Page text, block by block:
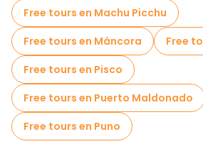
Free tours en Machu Picchu
Free tours en Máncora
Free
Free tours en Pisco
Free tours en Puerto Maldonado
Free tours en Puno